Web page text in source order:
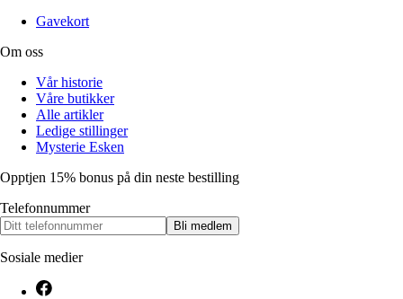
Gavekort
Om oss
Vår historie
Våre butikker
Alle artikler
Ledige stillinger
Mysterie Esken
Opptjen 15% bonus på din neste bestilling
Telefonnummer
Bli medlem
Sosiale medier